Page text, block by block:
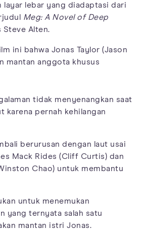
layar lebar yang diadaptasi dari
Meg: A Novel of Deep
Steve Alten.
ini bahwa Jonas Taylor (Jason
mantan anggota khusus
tidak menyenangkan saat
karena pernah kehilangan
berurusan dengan laut usai
Mack Rides (Cliff Curtis) dan
Chao) untuk membantu
untuk menemukan
yang ternyata salah satu
mantan istri Jonas.